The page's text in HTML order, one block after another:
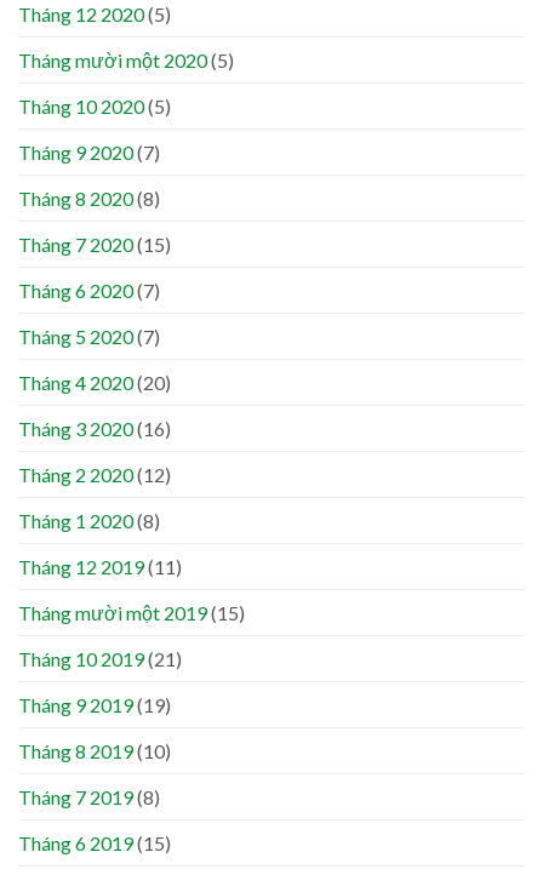
Tháng 12 2020(5)
Tháng mười một 2020(5)
Tháng 10 2020(5)
Tháng 9 2020(7)
Tháng 8 2020(8)
Tháng 7 2020(15)
Tháng 6 2020(7)
Tháng 5 2020(7)
Tháng 4 2020(20)
Tháng 3 2020(16)
Tháng 2 2020(12)
Tháng 1 2020(8)
Tháng 12 2019(11)
Tháng mười một 2019(15)
Tháng 10 2019(21)
Tháng 9 2019(19)
Tháng 8 2019(10)
Tháng 7 2019(8)
Tháng 6 2019(15)